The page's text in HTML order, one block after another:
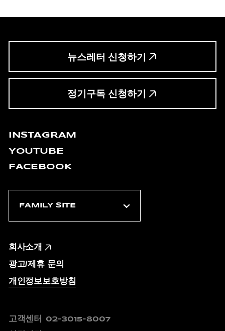
뉴스레터 신청하기
정기구독 신청하기
INSTAGRAM
YOUTUBE
FACEBOOK
회사소개
광고/제휴 문의
개인정보보호방침
고객센터 02-3015-8007